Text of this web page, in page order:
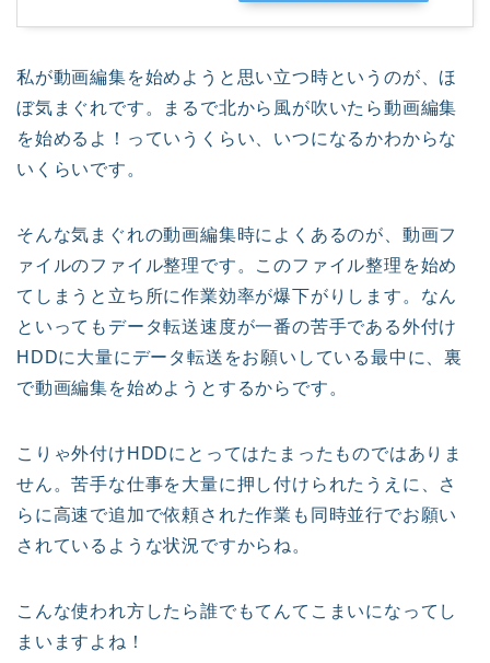
私が動画編集を始めようと思い立つ時というのが、ほ
ぼ気まぐれです。まるで北から風が吹いたら動画編集
を始めるよ！っていうくらい、いつになるかわからな
いくらいです。
そんな気まぐれの動画編集時によくあるのが、動画フ
ァイルのファイル整理です。このファイル整理を始め
てしまうと立ち所に作業効率が爆下がりします。なん
といってもデータ転送速度が一番の苦手である外付け
HDDに大量にデータ転送をお願いしている最中に、裏
で動画編集を始めようとするからです。
こりゃ外付けHDDにとってはたまったものではありま
せん。苦手な仕事を大量に押し付けられたうえに、さ
らに高速で追加で依頼された作業も同時並行でお願い
されているような状況ですからね。
こんな使われ方したら誰でもてんてこまいになってし
まいますよね！